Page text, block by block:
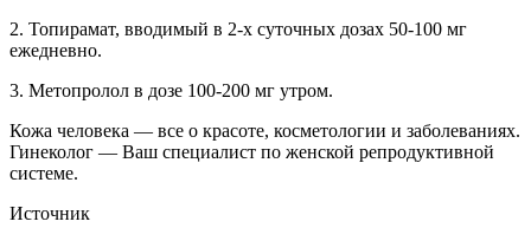
2. Топирамат, вводимый в 2-х суточных дозах 50-100 мг
ежедневно.
3. Метопролол в дозе 100-200 мг утром.
Кожа человека — все о красоте, косметологии и заболеваниях.
Гинеколог — Ваш специалист по женской репродуктивной
системе.
Источник